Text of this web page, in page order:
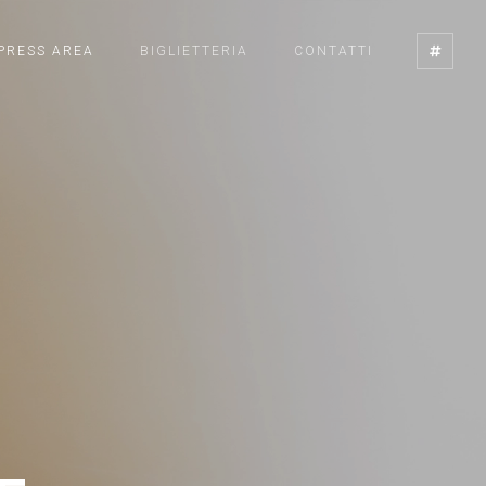
AREA BIGLIETTERIA CONTATTI